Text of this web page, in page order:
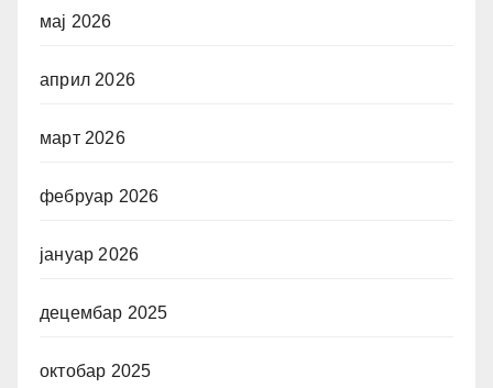
мај 2026
април 2026
март 2026
фебруар 2026
јануар 2026
децембар 2025
октобар 2025